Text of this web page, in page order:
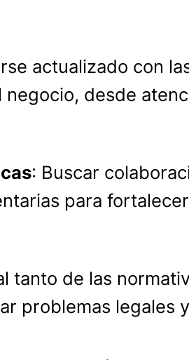
actualizado con
desde
: Buscar
para
tanto de las
problemas legales